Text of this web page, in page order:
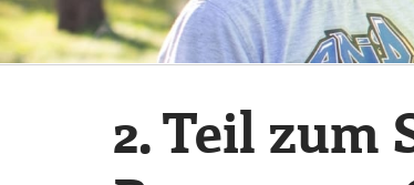
2. Teil zum